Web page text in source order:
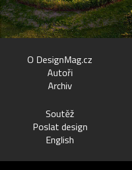
O DesignMag.cz
Autoři
Archiv
Soutěž
Poslat design
English